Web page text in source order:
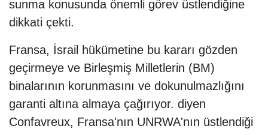
sunma konusunda önemli görev üstlendiğine
dikkati çekti.
Fransa, İsrail hükümetine bu kararı gözden
geçirmeye ve Birleşmiş Milletlerin (BM)
binalarının korunmasını ve dokunulmazlığını
garanti altına almaya çağırıyor. diyen
Confavreux, Fransa'nın UNRWA'nın üstlendiği